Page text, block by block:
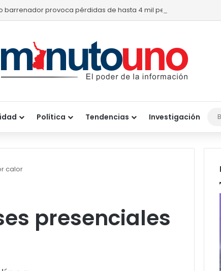
barrenador provoca pérdidas de hasta 4 mil pesos por becerro
Política Tendencias Investigación
calor
presenciales